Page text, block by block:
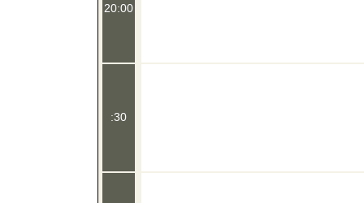
20:00
:30